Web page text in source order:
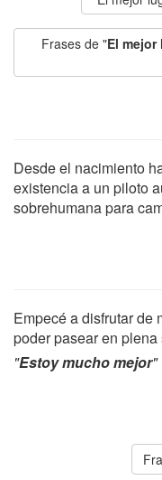
Frases de "El mejor
Desde el nacimiento
existencia a un piloto
sobrehumana para
Empecé a disfrutar de
poder pasear en
"Estoy mucho mejor"